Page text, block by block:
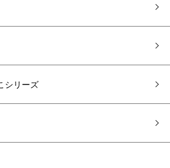
シリーズ